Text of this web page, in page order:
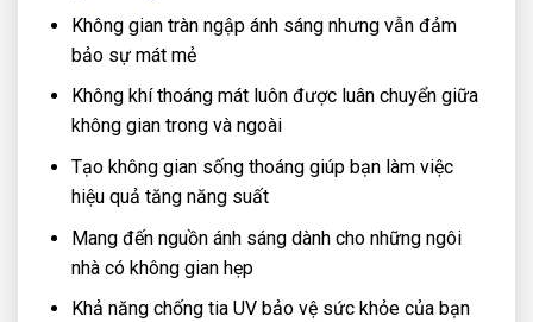
Không gian tràn ngập ánh sáng nhưng vẫn đảm
bảo sự mát mẻ
Không khí thoáng mát luôn được luân chuyển giữa
không gian trong và ngoài
Tạo không gian sống thoáng giúp bạn làm việc
hiệu quả tăng năng suất
Mang đến nguồn ánh sáng dành cho những ngôi
nhà có không gian hẹp
Khả năng chống tia UV bảo vệ sức khỏe của bạn